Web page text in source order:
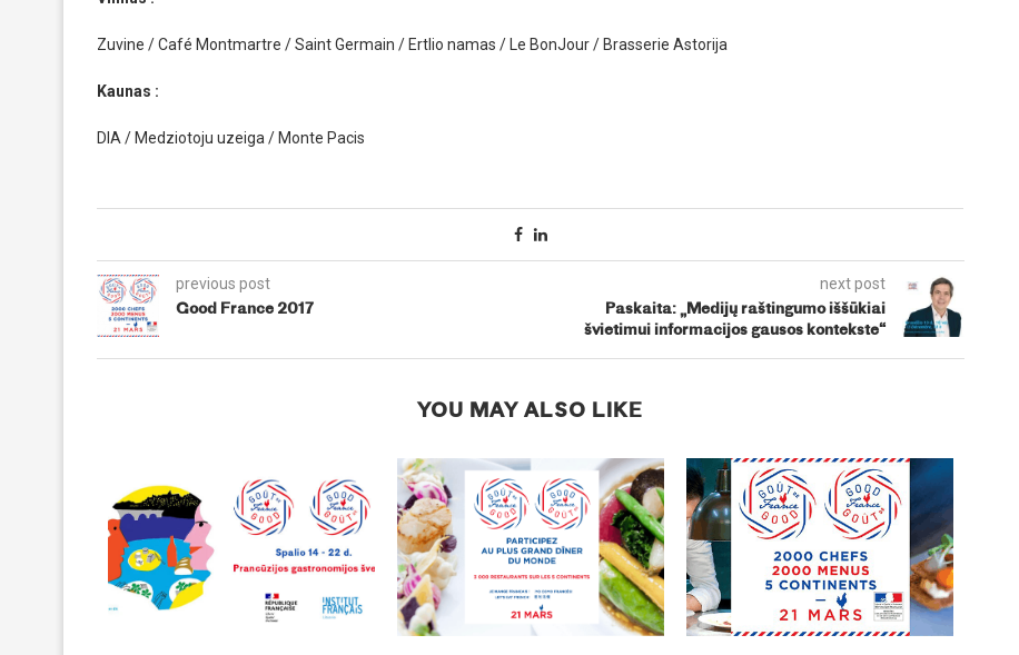
Zuvine / Café Montmartre / Saint Germain / Ertlio namas / Le BonJour / Brasserie Astorija
Kaunas :
DIA / Medziotoju uzeiga / Monte Pacis
previous post
Good France 2017
next post
Paskaita: „Medijų raštingumo iššūkiai
švietimui informacijos gausos kontekste“
YOU MAY ALSO LIKE